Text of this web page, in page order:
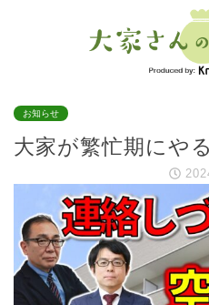
お知らせ
大家が繁忙期にや